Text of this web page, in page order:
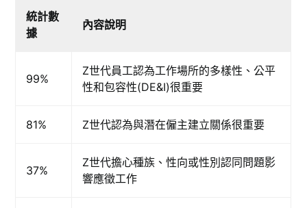
統計數
據
內容說明
99%
Z世代員工認為工作場所的多樣性、公平
性和包容性(DE&I)很重要
81% Z世代認為與潛在僱主建立關係很重要
37%
Z世代擔心種族、性向或性別認同問題影
響應徵工作